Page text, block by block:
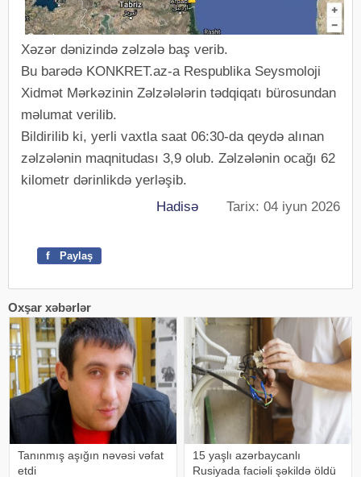
Xəzər dənizində zəlzələ baş verib.
Bu barədə KONKRET.az-a Respublika Seysmoloji
Xidmət Mərkəzinin Zəlzələlərin tədqiqatı bürosundan
məlumat verilib.
Bildirilib ki, yerli vaxtla saat 06:30-da qeydə alınan
zəlzələnin maqnitudası 3,9 olub. Zəlzələnin ocağı 62
kilometr dərinlikdə yerləşib.
Hadisə Tarix: 04 iyun 2026
f Paylaş
Oxşar xəbərlər
Tanınmış aşığın nəvəsi vəfat
etdi
15 yaşlı azərbaycanlı
Rusiyada faciəli şəkildə öldü